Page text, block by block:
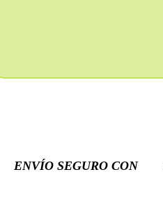
ENVÍO SEGURO CON